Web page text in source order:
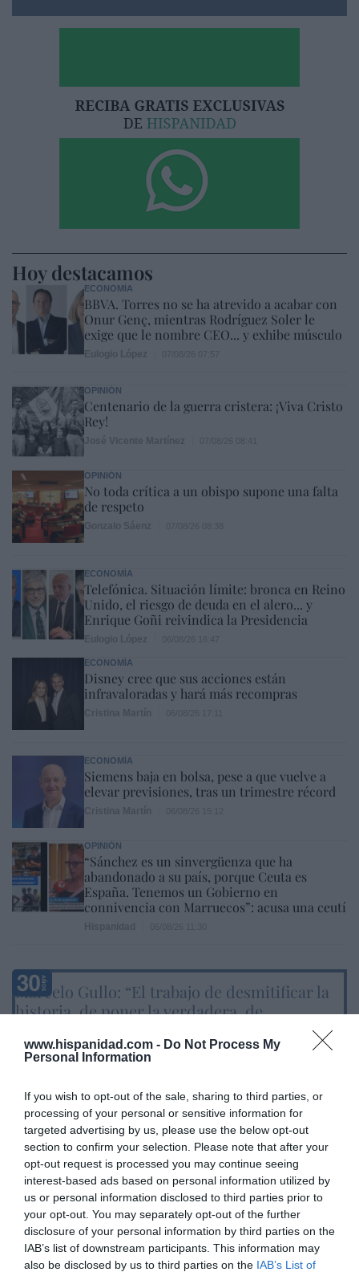
www.hispanidad.com - Do Not Process My
Personal Information
If you wish to opt-out of the sale, sharing to third parties, or
processing of your personal or sensitive information for
targeted advertising by us, please use the below opt-out
section to confirm your selection. Please note that after your
opt-out request is processed you may continue seeing
interest-based ads based on personal information utilized by
us or personal information disclosed to third parties prior to
your opt-out. You may separately opt-out of the further
disclosure of your personal information by third parties on the
IAB’s list of downstream participants. This information may
also be disclosed by us to third parties on the IAB’s List of
Hoy destacamos
ECONOMÍA
BBVA. Torres no se ha atrevido a acabar con
Onur Genç, mientras Rodríguez Soler le
exige que le nombre CEO... y exhibe músculo
OPINIÓN
Centenario de la guerra cristera: ¡Viva Cristo
Rey!
OPINIÓN
No toda crítica a un obispo supone una falta
de respeto
ECONOMÍA
Telefónica. Situación límite: bronca en Reino
Unido, el riesgo de deuda en el alero... y
Enrique Goñi reivindica la Presidencia
ECONOMÍA
Disney cree que sus acciones están
infravaloradas y hará más recompras
ECONOMÍA
Siemens baja en bolsa, pese a que vuelve a
elevar previsiones, tras un trimestre récord
OPINIÓN
“Sánchez es un sinvergüenza que ha
abandonado a su país, porque Ceuta es
España. Tenemos un Gobierno en
connivencia con Marruecos”: acusa una ceutí
Marcelo Gullo: “El trabajo de desmitificar la
historia, de poner la verdadera, de
cristiano"
Artículos anteriores
DIARIO DE LA CORRUPCIÓN SANCHISTA
Diario de la corrupción sanchista. La
Audiencia Nacional prorroga seis meses la
investigación del caso Koldo, ante el
ingente material incautado por la UCO
por Redacción